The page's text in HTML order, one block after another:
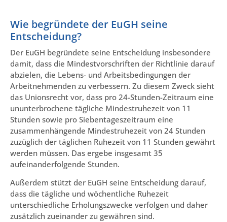
Wie begründete der EuGH seine
Entscheidung?
Der EuGH begründete seine Entscheidung insbesondere
damit, dass die Mindestvorschriften der Richtlinie darauf
abzielen, die Lebens- und Arbeitsbedingungen der
Arbeitnehmenden zu verbessern. Zu diesem Zweck sieht
das Unionsrecht vor, dass pro 24-Stunden-Zeitraum eine
ununterbrochene tägliche Mindestruhezeit von 11
Stunden sowie pro Siebentageszeitraum eine
zusammenhängende Mindestruhezeit von 24 Stunden
zuzüglich der täglichen Ruhezeit von 11 Stunden gewährt
werden müssen. Das ergebe insgesamt 35
aufeinanderfolgende Stunden.
Außerdem stützt der EuGH seine Entscheidung darauf,
dass die tägliche und wöchentliche Ruhezeit
unterschiedliche Erholungszwecke verfolgen und daher
zusätzlich zueinander zu gewähren sind.